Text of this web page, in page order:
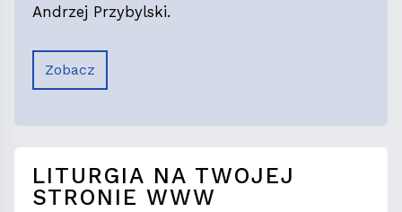
Andrzej Przybylski.
Zobacz
LITURGIA NA TWOJEJ
STRONIE WWW